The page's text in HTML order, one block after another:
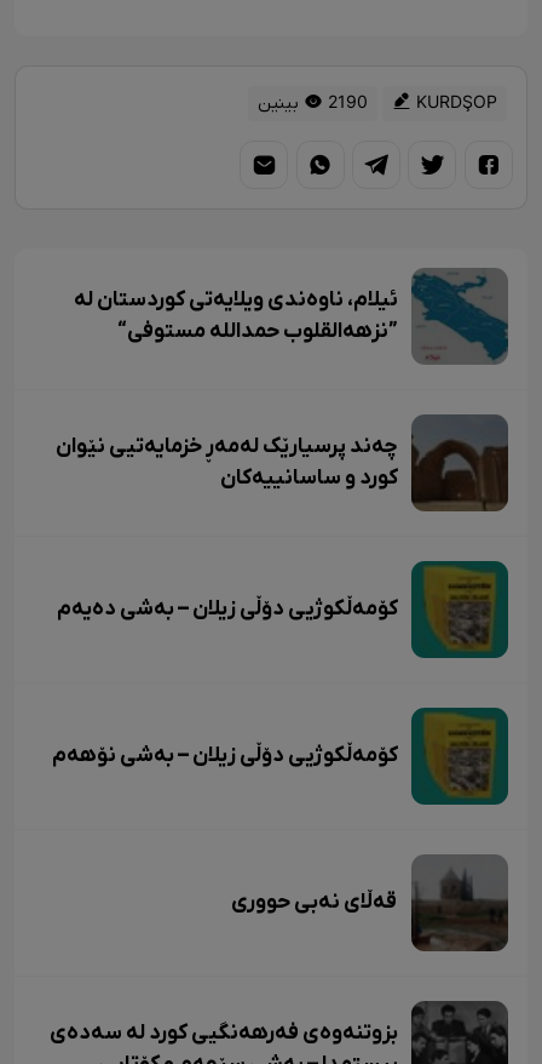
KURDŞOP 2190 بینین
ئیلام، ناوەندی ویلایەتی کوردستان لە
”نزهەالقلوب حمداللە مستوفی“
چەند پرسیارێک لەمەڕ خزمایەتیی نێوان
کورد و ساسانییەکان
کۆمەڵکوژیی دۆڵی زیلان – بەشی دەیەم
کۆمەڵکوژیی دۆڵی زیلان – بەشی نۆهەم
قەڵای نەبی حووری
بزوتنەوەی فەرهەنگیی کورد لە سەدەی